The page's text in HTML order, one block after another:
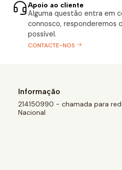
Apoio ao cliente
Alguma questão entra em
connosco, responderemos
possível.
CONTACTE-NOS
Informação
214150990 - chamada para
Nacional